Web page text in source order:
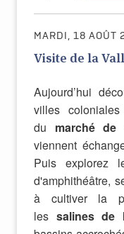
MARDI, 18 AOÛT
Visite de la
Aujourd’hui
villes
du
marché de
viennent
Puis explorez
d'amphithéâtre,
à cultiver la
les salines de